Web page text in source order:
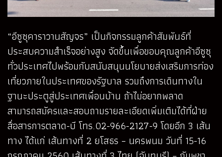
“อีซูซุคาราวานสัญจร” เป็นกิจกรรมลูกค้าสัมพันธ์ที่
ประสบความสำเร็จอย่างสูง จัดขึ้นเพื่อขอบคุณลูกค้าอีซูซุ
ทั่วประเทศไปพร้อมกับสนับสนุนนโยบายส่งเสริมการท่อง
เที่ยวภายในประเทศของรัฐบาล รวมถึงการเดินทางใน
ฐานะประตูสู่ประเทศเพื่อนบ้าน ถ้าไม่อยากพลาด
สามารถสมัครและสอบถามรายละเอียดเพิ่มเติมได้ที่ฝ่าย
สื่อสารการตลาด-บี โทร.02-966-2127-9 โดยอีก 3 เส้น
ทาง ได้แก่ เส้นทางที่ 2 ยโสธร – นครพนม วันที่ 15-16